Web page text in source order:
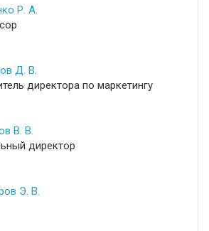
Р. А.
Д. В.
директора по маркетингу
В. В.
директор
Э. В.